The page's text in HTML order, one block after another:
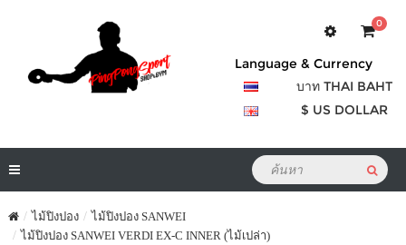
0
Language & Currency
บาท THAI BAHT
$ US DOLLAR
ไม้ปิงปอง
ไม้ปิงปอง SANWEI
ไม้ปิงปอง SANWEI VERDI EX-C INNER (ไม้เปล่า)